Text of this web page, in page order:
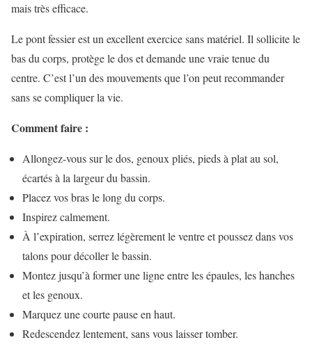
mais très efficace.
Le pont fessier est un excellent exercice sans matériel. Il sollicite le
bas du corps, protège le dos et demande une vraie tenue du
centre. C’est l’un des mouvements que l’on peut recommander
sans se compliquer la vie.
Comment faire :
Allongez-vous sur le dos, genoux pliés, pieds à plat au sol,
écartés à la largeur du bassin.
Placez vos bras le long du corps.
Inspirez calmement.
À l’expiration, serrez légèrement le ventre et poussez dans vos
talons pour décoller le bassin.
Montez jusqu’à former une ligne entre les épaules, les hanches
et les genoux.
Marquez une courte pause en haut.
Redescendez lentement, sans vous laisser tomber.